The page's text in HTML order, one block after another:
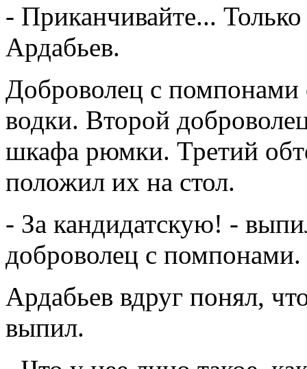
- Приканчивайте...
Ардабьев.
Доброволец с
водки. Второй
шкафа рюмки. Третий
положил их на стол.
- За кандидатскую! -
доброволец с
Ардабьев вдруг понял,
выпил.